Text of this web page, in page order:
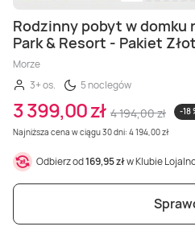
Rodzinny pobyt w domku
Park & Resort - Pakiet
Morze
3+ os.
5 noclegów
3 399,00 zł 4 194,00 zł
-18
Najniższa cena w ciągu 30 dni: 4 194,00 zł
Odbierz od169,95 złw Klubie